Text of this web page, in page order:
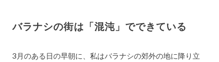
バラナシの街は「混沌」でできている
3月のある日の早朝に、私はバラナシの郊外の地に降り立